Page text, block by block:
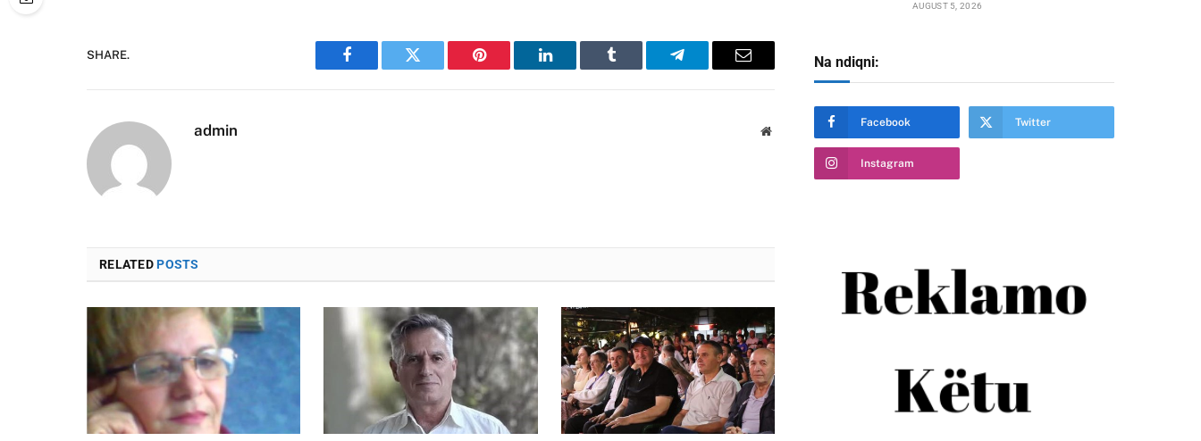
SHARE.
Facebook Twitter Pinterest LinkedIn Tumblr Telegram Email
admin Website
RELATEDPOSTS
AUGUST 5, 2026
Na ndiqni:
Facebook Twitter
Instagram